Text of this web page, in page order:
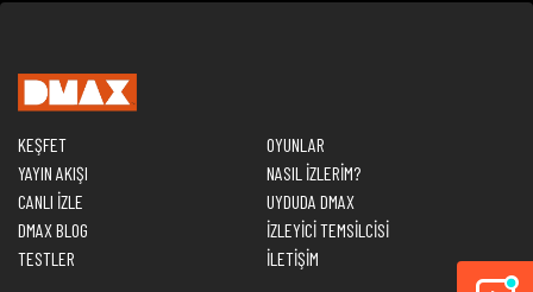
KEŞFET
YAYIN AKIŞI
CANLI İZLE
DMAX BLOG
TESTLER
OYUNLAR
NASIL İZLERİM?
UYDUDA DMAX
İZLEYİCİ TEMSİLCİSİ
İLETİŞİM